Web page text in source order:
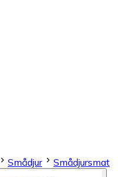
Smådjur Smådjursmat